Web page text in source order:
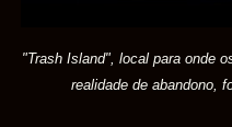
"Trash Island", local para onde
realidade de abandono,